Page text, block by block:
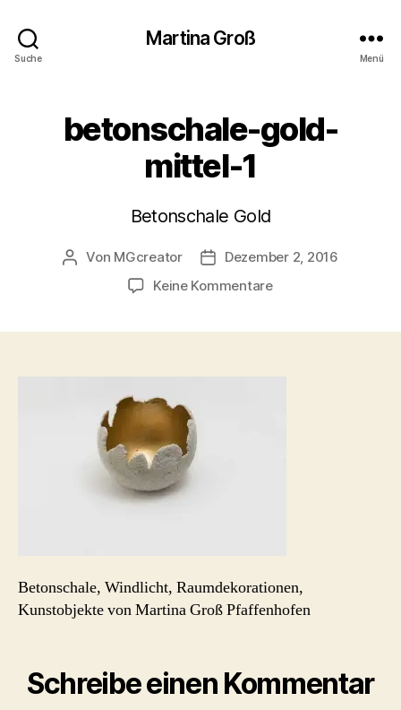
Suche
Martina Groß
Menü
betonschale-gold-
mittel-1
Betonschale Gold
Beitragsautor
Von MGcreator Beitragsdatum
Dezember 2, 2016
Keine Kommentarezu
Betonschale, Windlicht, Raumdekorationen,
Kunstobjekte von Martina Groß Pfaffenhofen
Schreibe einen Kommentar